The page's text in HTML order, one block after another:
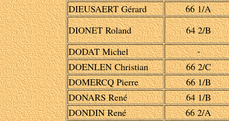
DIEUSAERT Gérard
66 1/A
DIONET Roland
64 2/B
DODAT Michel
-
DOENLEN Christian
66 2/C
DOMERCQ Pierre
66 1/B
DONARS René
64 1/B
DONDIN René
66 2/A